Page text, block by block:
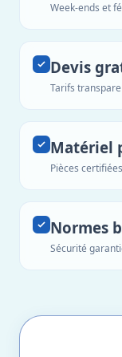
Week-ends et
Devis
Tarifs
Matériel
Pièces certifiées
Normes
Sécurité